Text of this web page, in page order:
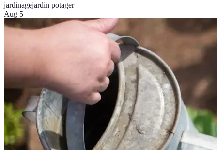
jardinagejardin potager
Aug 5